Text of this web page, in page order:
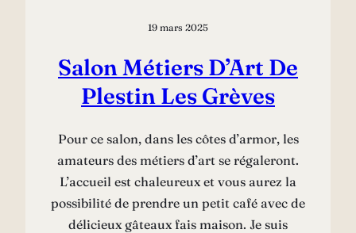
19 mars 2025
Salon Métiers D’Art De
Plestin Les Grèves
Pour ce salon, dans les côtes d’armor, les
amateurs des métiers d’art se régaleront.
L’accueil est chaleureux et vous aurez la
possibilité de prendre un petit café avec de
délicieux gâteaux fais maison. Je suis